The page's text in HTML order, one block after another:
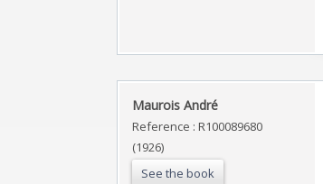
‎Maurois André‎
Reference : R100089680
(1926)
See the book